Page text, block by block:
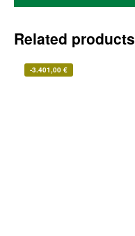
Related products
-3.401,00 €